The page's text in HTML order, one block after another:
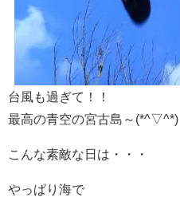
台風も過ぎて！！
最高の青空の宮古島～(*^▽^*)
こんな素敵な日は・・・
やっぱり海で